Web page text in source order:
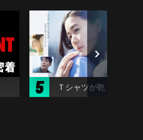
5 Ｔシャツが乾くまで